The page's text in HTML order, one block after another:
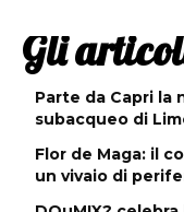
Gli
Parte da Capri la
subacqueo di
Flor de Maga: il
un vivaio di